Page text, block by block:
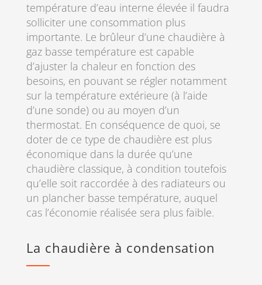
température d’eau interne élevée il faudra
solliciter une consommation plus
importante. Le brûleur d’une chaudière à
gaz basse température est capable
d’ajuster la chaleur en fonction des
besoins, en pouvant se régler notamment
sur la température extérieure (à l’aide
d’une sonde) ou au moyen d’un
thermostat. En conséquence de quoi, se
doter de ce type de chaudière est plus
économique dans la durée qu’une
chaudière classique, à condition toutefois
qu’elle soit raccordée à des radiateurs ou
un plancher basse température, auquel
cas l’économie réalisée sera plus faible.
La chaudière à condensation